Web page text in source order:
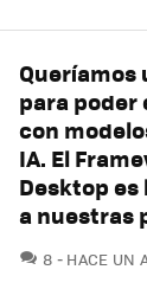
Queríamos
para
con
IA. El
Desktop
a nuestras
8 HACE UN